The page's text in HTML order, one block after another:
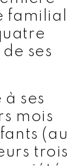
familial
ses
ses
mois
(au
trois